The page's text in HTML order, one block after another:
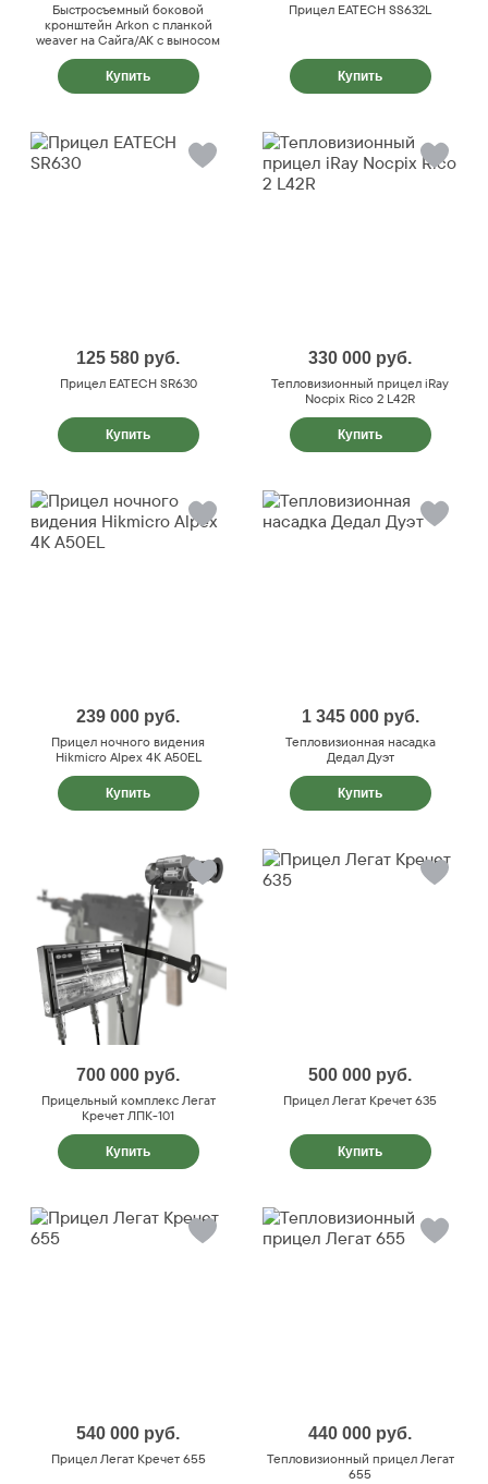
Быстросъемный боковой
кронштейн Arkon с планкой
weaver на Сайга/АК с выносом
Купить
Прицел EATECH SS632L
Купить
125 580 руб.
Прицел EATECH SR630
Купить
330 000 руб.
Тепловизионный прицел iRay
Nocpix Rico 2 L42R
Купить
239 000 руб.
Прицел ночного видения
Hikmicro Alpex 4K A50EL
Купить
1 345 000 руб.
Тепловизионная насадка
Дедал Дуэт
Купить
700 000 руб.
Прицельный комплекс Легат
Кречет ЛПК-101
Купить
500 000 руб.
Прицел Легат Кречет 635
Купить
540 000 руб.
Прицел Легат Кречет 655
440 000 руб.
Тепловизионный прицел Легат
655